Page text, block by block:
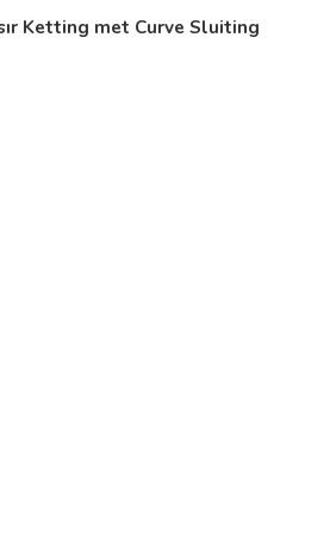
Ketting met Curve Sluiting